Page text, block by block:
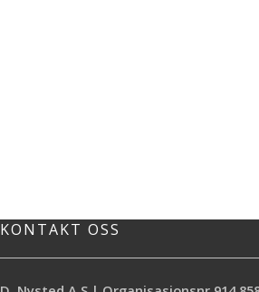
KONTAKT OSS